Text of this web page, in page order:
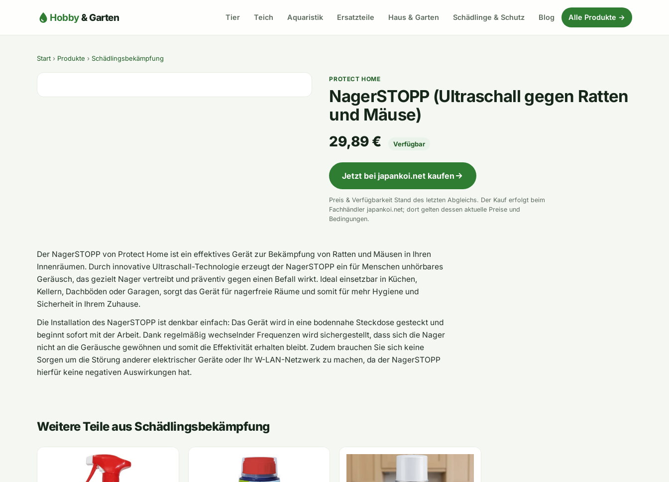
Hobby& Garten Tier Teich Aquaristik Ersatzteile Haus & Garten Schädlinge & Schutz Blog Alle Produkte →
Start › Produkte › Schädlingsbekämpfung
PROTECT HOME
NagerSTOPP (Ultraschall gegen Ratten
und Mäuse)
29,89 € Verfügbar
Jetzt bei japankoi.net kaufen
Preis & Verfügbarkeit Stand des letzten Abgleichs. Der Kauf erfolgt beim
Fachhändler japankoi.net; dort gelten dessen aktuelle Preise und
Bedingungen.
Der NagerSTOPP von Protect Home ist ein effektives Gerät zur Bekämpfung von Ratten und Mäusen in Ihren
Innenräumen. Durch innovative Ultraschall-Technologie erzeugt der NagerSTOPP ein für Menschen unhörbares
Geräusch, das gezielt Nager vertreibt und präventiv gegen einen Befall wirkt. Ideal einsetzbar in Küchen,
Kellern, Dachböden oder Garagen, sorgt das Gerät für nagerfreie Räume und somit für mehr Hygiene und
Sicherheit in Ihrem Zuhause.
Die Installation des NagerSTOPP ist denkbar einfach: Das Gerät wird in eine bodennahe Steckdose gesteckt und
beginnt sofort mit der Arbeit. Dank regelmäßig wechselnder Frequenzen wird sichergestellt, dass sich die Nager
nicht an die Geräusche gewöhnen und somit die Effektivität erhalten bleibt. Zudem brauchen Sie sich keine
Sorgen um die Störung anderer elektrischer Geräte oder Ihr W-LAN-Netzwerk zu machen, da der NagerSTOPP
hierfür keine negativen Auswirkungen hat.
Weitere Teile aus Schädlingsbekämpfung